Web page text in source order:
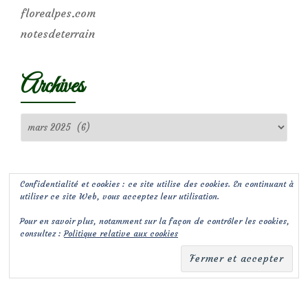
florealpes.com
notesdeterrain
Archives
Confidentialité et cookies : ce site utilise des cookies. En continuant à
utiliser ce site Web, vous acceptez leur utilisation.
Pour en savoir plus, notamment sur la façon de contrôler les cookies,
consultez :Politique relative aux cookies